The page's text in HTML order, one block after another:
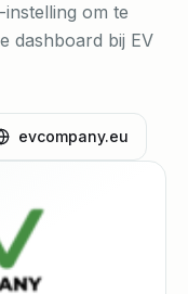
instelling om te
dashboard bij EV
evcompany.eu